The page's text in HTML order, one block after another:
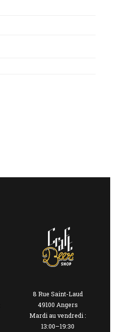
8 Rue Saint-Laud
49100 Angers
Mardi au vendredi :
13:00–19:30